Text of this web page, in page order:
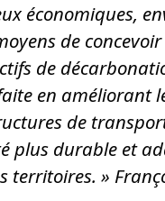
économiques,
de
de
en améliorant
de
plus durable et
territoires. »